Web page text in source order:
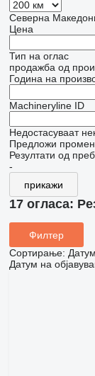
Северна
Цена
Тип на оглас
продажба од
Година на
Machineryline ID
Недостасуваат
Предложи
Резултати од
-
прикажи
17 огласа:
Филтер
Сортирање:
Датум на